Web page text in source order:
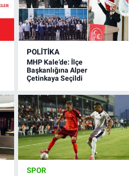
POLITIKA
MHP Kale’de: İlçe
Başkanlığına Alper
Çetinkaya Seçildi
SPOR